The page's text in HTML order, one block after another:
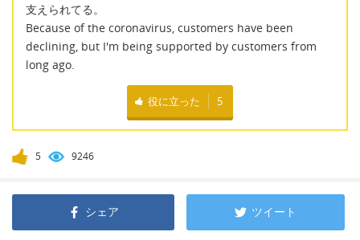
支えられてる。
Because of the coronavirus, customers have been
declining, but I'm being supported by customers from
long ago.
役に立った 5
5 9246
シェア ツイート